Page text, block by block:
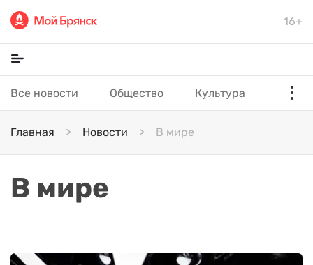
16+
Все новости Общество Культура
Главная Новости В мире
В мире